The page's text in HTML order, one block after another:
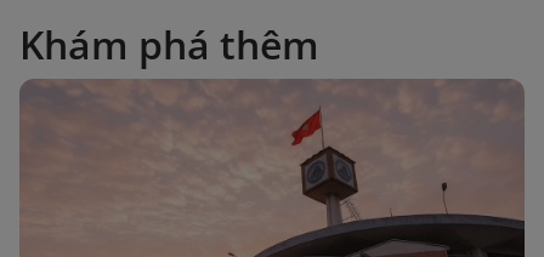
Khám phá thêm